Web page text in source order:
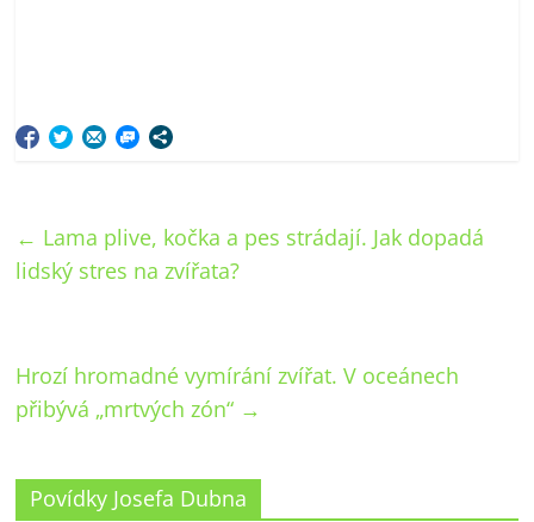
← Lama plive, kočka a pes strádají. Jak dopadá
lidský stres na zvířata?
Hrozí hromadné vymírání zvířat. V oceánech
přibývá „mrtvých zón“ →
Povídky Josefa Dubna